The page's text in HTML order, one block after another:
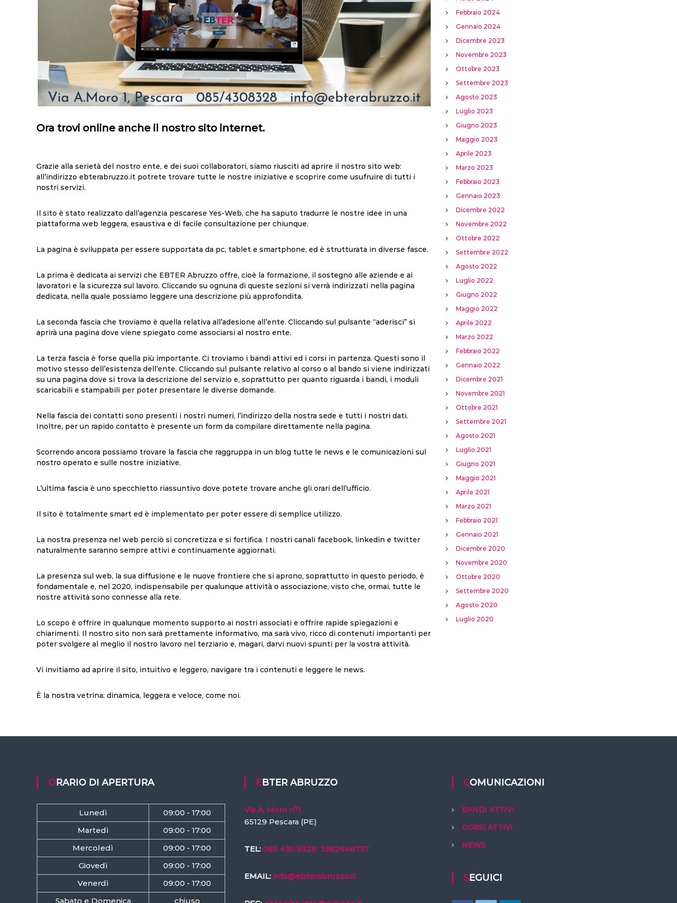
Ora trovi online anche il nostro sito internet.
Grazie alla serietà del nostro ente, e dei suoi collaboratori, siamo riusciti ad aprire il nostro sito web:
all’indirizzo ebterabruzzo.it potrete trovare tutte le nostre iniziative e scoprire come usufruire di tutti i
nostri servizi.
Il sito è stato realizzato dall’agenzia pescarese Yes-Web, che ha saputo tradurre le nostre idee in una
piattaforma web leggera, esaustiva e di facile consultazione per chiunque.
La pagina è sviluppata per essere supportata da pc, tablet e smartphone, ed è strutturata in diverse fasce.
La prima è dedicata ai servizi che EBTER Abruzzo offre, cioè la formazione, il sostegno alle aziende e ai
lavoratori e la sicurezza sul lavoro. Cliccando su ognuna di queste sezioni si verrà indirizzati nella pagina
dedicata, nella quale possiamo leggere una descrizione più approfondita.
La seconda fascia che troviamo è quella relativa all’adesione all’ente. Cliccando sul pulsante “aderisci” si
aprirà una pagina dove viene spiegato come associarsi al nostro ente.
La terza fascia è forse quella più importante. Ci troviamo i bandi attivi ed i corsi in partenza. Questi sono il
motivo stesso dell’esistenza dell’ente. Cliccando sul pulsante relativo al corso o al bando si viene indirizzati
su una pagina dove si trova la descrizione del servizio e, soprattutto per quanto riguarda i bandi, i moduli
scaricabili e stampabili per poter presentare le diverse domande.
Nella fascia dei contatti sono presenti i nostri numeri, l’indirizzo della nostra sede e tutti i nostri dati.
Inoltre, per un rapido contatto è presente un form da compilare direttamente nella pagina.
Scorrendo ancora possiamo trovare la fascia che raggruppa in un blog tutte le news e le comunicazioni sul
nostro operato e sulle nostre iniziative.
L’ultima fascia è uno specchietto riassuntivo dove potete trovare anche gli orari dell’ufficio.
Il sito è totalmente smart ed è implementato per poter essere di semplice utilizzo.
La nostra presenza nel web perciò si concretizza e si fortifica. I nostri canali facebook, linkedin e twitter
naturalmente saranno sempre attivi e continuamente aggiornati.
La presenza sul web, la sua diffusione e le nuove frontiere che si aprono, soprattutto in questo periodo, è
fondamentale e, nel 2020, indispensabile per qualunque attività o associazione, visto che, ormai, tutte le
nostre attività sono connesse alla rete.
Lo scopo è offrire in qualunque momento supporto ai nostri associati e offrire rapide spiegazioni e
chiarimenti. Il nostro sito non sarà prettamente informativo, ma sarà vivo, ricco di contenuti importanti per
poter svolgere al meglio il nostro lavoro nel terziario e, magari, darvi nuovi spunti per la vostra attività.
Vi invitiamo ad aprire il sito, intuitivo e leggero, navigare tra i contenuti e leggere le news.
È la nostra vetrina: dinamica, leggera e veloce, come noi.
Febbraio 2024
Gennaio 2024
Dicembre 2023
Novembre 2023
Ottobre 2023
Settembre 2023
Agosto 2023
Luglio 2023
Giugno 2023
Maggio 2023
Aprile 2023
Marzo 2023
Febbraio 2023
Gennaio 2023
Dicembre 2022
Novembre 2022
Ottobre 2022
Settembre 2022
Agosto 2022
Luglio 2022
Giugno 2022
Maggio 2022
Aprile 2022
Marzo 2022
Febbraio 2022
Gennaio 2022
Dicembre 2021
Novembre 2021
Ottobre 2021
Settembre 2021
Agosto 2021
Luglio 2021
Giugno 2021
Maggio 2021
Aprile 2021
Marzo 2021
Febbraio 2021
Gennaio 2021
Dicembre 2020
Novembre 2020
Ottobre 2020
Settembre 2020
Agosto 2020
Luglio 2020
ORARIO DI APERTURA
Lunedì
09:00 - 17:00
Martedì
09:00 - 17:00
Mercoledì
09:00 - 17:00
Giovedì
09:00 - 17:00
Venerdì
09:00 - 17:00
Sabato e Domenica
chiuso
EBTER ABRUZZO
Via A. Moro n°1
65129 Pescara (PE)
TEL: 085 430 8328 3382646737
EMAIL: info@ebterabruzzo.it
COMUNICAZIONI
BANDI ATTIVI
CORSI ATTIVI
NEWS
SEGUICI